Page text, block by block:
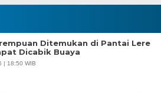
Ditemukan di Pantai Lere
Dicabik Buaya
| 18:50 WIB